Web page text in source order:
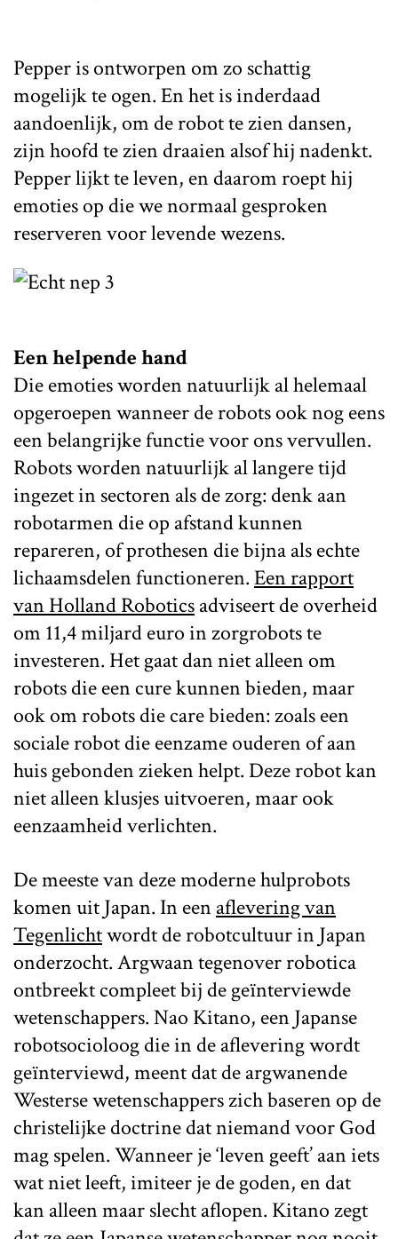
Pepper is ontworpen om zo schattig
mogelijk te ogen. En het is inderdaad
aandoenlijk, om de robot te zien dansen,
zijn hoofd te zien draaien alsof hij nadenkt.
Pepper lijkt te leven, en daarom roept hij
emoties op die we normaal gesproken
reserveren voor levende wezens.
Een helpende hand
Die emoties worden natuurlijk al helemaal
opgeroepen wanneer de robots ook nog eens
een belangrijke functie voor ons vervullen.
Robots worden natuurlijk al langere tijd
ingezet in sectoren als de zorg: denk aan
robotarmen die op afstand kunnen
repareren, of prothesen die bijna als echte
lichaamsdelen functioneren.Een rapport
van Holland Roboticsadviseert de overheid
om 11,4 miljard euro in zorgrobots te
investeren. Het gaat dan niet alleen om
robots die een cure kunnen bieden, maar
ook om robots die care bieden: zoals een
sociale robot die eenzame ouderen of aan
huis gebonden zieken helpt. Deze robot kan
niet alleen klusjes uitvoeren, maar ook
eenzaamheid verlichten.
De meeste van deze moderne hulprobots
komen uit Japan. In eenaflevering van
Tegenlichtwordt de robotcultuur in Japan
onderzocht. Argwaan tegenover robotica
ontbreekt compleet bij de geïnterviewde
wetenschappers. Nao Kitano, een Japanse
robotsocioloog die in de aflevering wordt
geïnterviewd, meent dat de argwanende
Westerse wetenschappers zich baseren op de
christelijke doctrine dat niemand voor God
mag spelen. Wanneer je ‘leven geeft’ aan iets
wat niet leeft, imiteer je de goden, en dat
kan alleen maar slecht aflopen. Kitano zegt